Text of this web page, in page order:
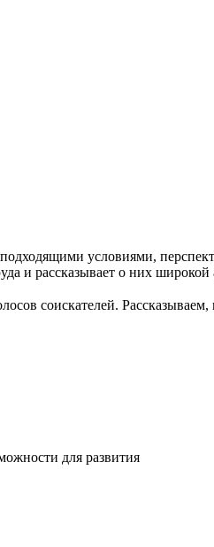
условиями,
и рассказывает о них широкой
соискателей.
для развития